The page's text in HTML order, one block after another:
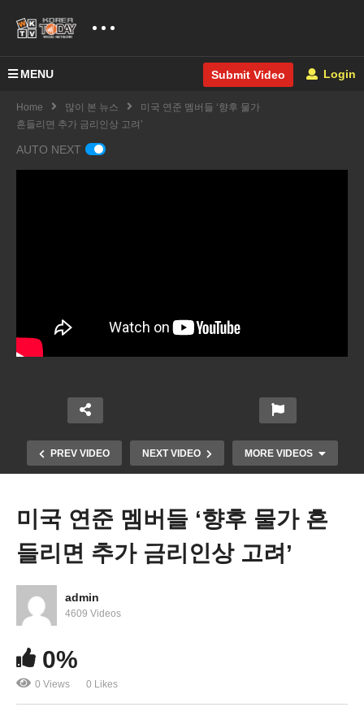
MENU Submit Video Login
Home 많이 본 뉴스
미국 연준 멤버들 ‘향후 물가
흔들리면 추가 금리인상 고려’
AUTO NEXT
PREV VIDEO NEXT VIDEO MORE VIDEOS
의 공약’
미국 연준 멤버들 ‘향후 물가 흔
들리면 추가 금리인상 고려’
admin
4609 Videos
0%
0 Views 0 Likes